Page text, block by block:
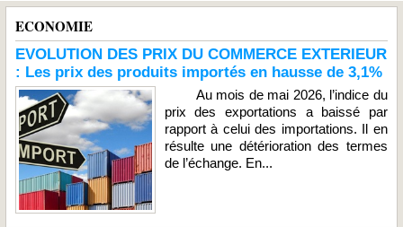
ECONOMIE
EVOLUTION DES PRIX DU COMMERCE EXTERIEUR
: Les prix des produits importés en hausse de 3,1%
Au mois de mai 2026, l’indice du
prix des exportations a baissé par
rapport à celui des importations. Il en
résulte une détérioration des termes
de l’échange. En...